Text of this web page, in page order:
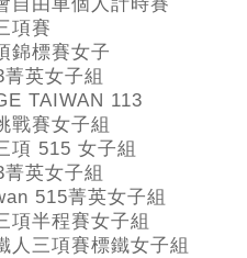
項賽
錦標賽女子
英女子組
TAIWAN 113
戰賽女子組
項 515 女子組
英女子組
515菁英女子組
項半程賽女子組
人三項賽標鐵女子組